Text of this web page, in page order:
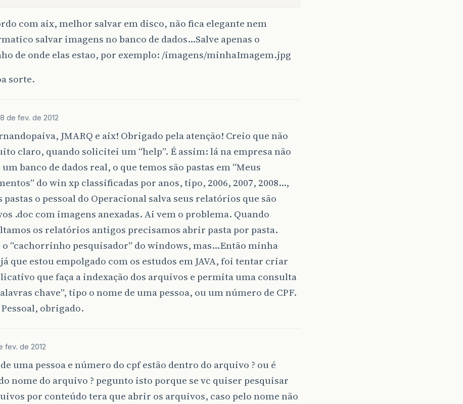
com aix, melhor salvar em disco, não fica elegante nem
salvar imagens no banco de dados…Salve apenas o
de onde elas estao, por exemplo: /imagens/minhaImagem.jpg
sorte.
de fev. de 2012
JMARQ e aix! Obrigado pela atenção! Creio que não
claro, quando solicitei um “help”. É assim: lá na empresa não
banco de dados real, o que temos são pastas em “Meus
do win xp classificadas por anos, tipo, 2006, 2007, 2008…,
pastas o pessoal do Operacional salva seus relatórios que são
.doc com imagens anexadas. Ai vem o problema. Quando
os relatórios antigos precisamos abrir pasta por pasta.
o “cachorrinho pesquisador” do windows, mas…Então minha
que estou empolgado com os estudos em JAVA, foi tentar criar
que faça a indexação dos arquivos e permita uma consulta
chave”, tipo o nome de uma pessoa, ou um número de CPF.
obrigado.
fev. de 2012
uma pessoa e número do cpf estão dentro do arquivo ? ou é
nome do arquivo ? pegunto isto porque se vc quiser pesquisar
por conteúdo tera que abrir os arquivos, caso pelo nome não